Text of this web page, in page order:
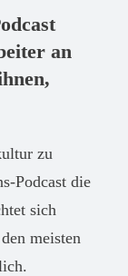
an
zu
Podcast die
sich
meisten